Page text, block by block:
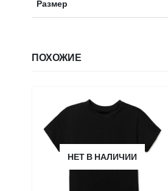
Размер
ПОХОЖИЕ
НЕТ В НАЛИЧИИ